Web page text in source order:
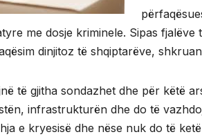
me dosje kriminele. Sipas
dinjitoz të shqiptarëve,
të gjitha sondazhet dhe për këtë
infrastrukturën dhe do të
e kryesisë dhe nëse nuk do të